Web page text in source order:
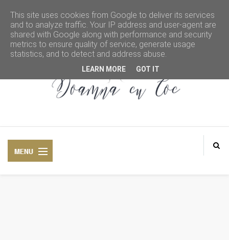
This site uses cookies from Google to deliver its services
and to analyze traffic. Your IP address and user-agent are
shared with Google along with performance and security
metrics to ensure quality of service, generate usage
statistics, and to detect and address abuse.
LEARN MORE GOT IT